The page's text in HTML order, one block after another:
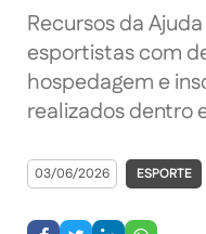
Recursos da
esportistas com
hospedagem e
realizados dentro
03/06/2026 ESPORTE